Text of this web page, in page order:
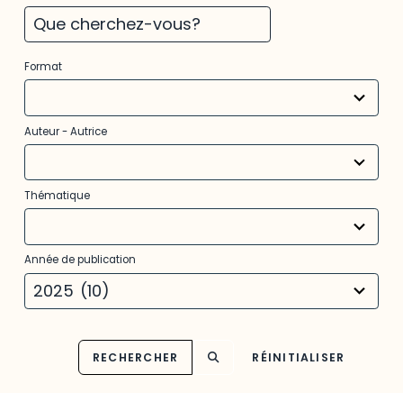
Format
5
results
Auteur - Autrice
10
results
Thématique
12
results
Année de publication
2025 (10)
11
results
available
RECHERCHER RÉINITIALISER